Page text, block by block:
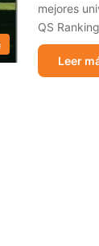
mejores
QS
Leer